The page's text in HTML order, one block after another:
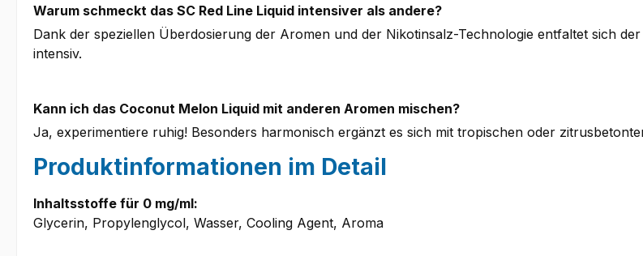
Warum schmeckt das SC Red Line Liquid intensiver als andere?
Dank der speziellen Überdosierung der Aromen und der Nikotinsalz-Technologie entfaltet sich
intensiv.
Kann ich das Coconut Melon Liquid mit anderen Aromen mischen?
Ja, experimentiere ruhig! Besonders harmonisch ergänzt es sich mit tropischen oder
Produktinformationen im Detail
Inhaltsstoffe für 0 mg/ml:
Glycerin, Propylenglycol, Wasser, Cooling Agent, Aroma